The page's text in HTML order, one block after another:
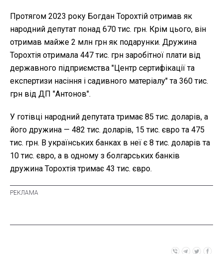
Протягом 2023 року Богдан Торохтій отримав як
народний депутат понад 670 тис. грн. Крім цього, він
отримав майже 2 млн грн як подарунки. Дружина
Торохтія отримала 447 тис. грн заробітної плати від
державного підприємства "Центр сертифікації та
експертизи насіння і садивного матеріалу" та 360 тис.
грн від ДП "Антонов".
У готівці народний депутата тримає 85 тис. доларів, а
його дружина — 482 тис. доларів, 15 тис. євро та 475
тис. грн. В українських банках в неї є 8 тис. доларів та
10 тис. євро, а в одному з болгарських банків
дружина Торохтія тримає 43 тис. євро.